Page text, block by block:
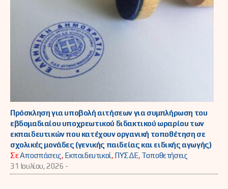
Πρόσκληση για υποβολή αιτήσεων για συμπλήρωση του
εβδομαδιαίου υποχρεωτικού διδακτικού ωραρίου των
εκπαιδευτικών που κατέχουν οργανική τοποθέτηση σε
σχολικές μονάδες (γενικής παιδείας και ειδικής αγωγής)
ΣεΑποσπάσεις, Εκπαιδευτικοί, ΠΥΣΔΕ, Τοποθετήσεις
31 Ιουλίου, 2026 -